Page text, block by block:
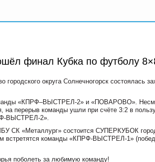
финал Кубка по футболу
городского округа Солнечногорск
«КПРФ–ВЫСТРЕЛ-2» и «ПОВАРОВО».
на перерыв команды ушли при счёте 3:2 в
ВЫСТРЕЛ-2».
СК «Металлург» состоится СУПЕРКУБОК
встретятся команды «КПРФ-ВЫСТРЕЛ-1»
поболеть за любимую команду!